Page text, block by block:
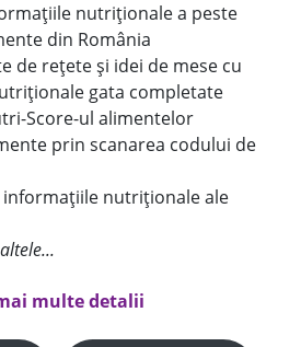
nutriționale a peste
din România
de rețete și idei de mese cu
gata completate
Score-ul alimentelor
prin scanarea codului de
nutriționale ale
multe detalii